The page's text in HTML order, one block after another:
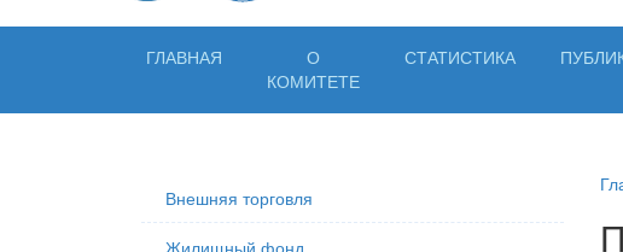
ГЛАВНАЯ
О
КОМИТЕТЕ
СТАТИСТИКА
Внешняя торговля
Жилищный фонд